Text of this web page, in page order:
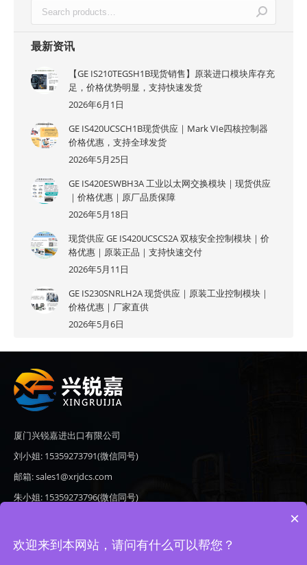
最新资讯
【GE IS210TEGSH1B现货销售】原装进口模块库存充
足，价格优势明显，支持快速发货
2026年6月1日
GE IS420UCSCH1B现货供应｜Mark VIe四核控制器
价格优惠，支持全球发货
2026年5月25日
GE IS420ESWBH3A 工业以太网交换模块｜现货供应
｜价格优惠｜原厂品质保障
2026年5月18日
现货供应 GE IS420UCSCS2A 双核安全控制模块｜价
格优惠｜原装正品｜支持快速交付
2026年5月11日
GE IS230SNRLH2A 现货供应｜原装工业控制模块｜
价格优惠｜厂家直供
2026年5月6日
厦门兴锐嘉进出口有限公司
刘小姐: 15359273791(微信同号)
邮箱: sales1@xrjdcs.com
朱小姐: 15359273796(微信同号)
地址: 厦门市翔安区新澳路510号海峡现代城A座6楼609
×
欢迎来到本网站，请问有什么可以帮您？